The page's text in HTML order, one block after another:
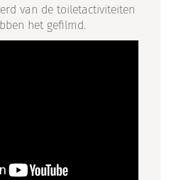
van de toiletactiviteiten
het gefilmd.